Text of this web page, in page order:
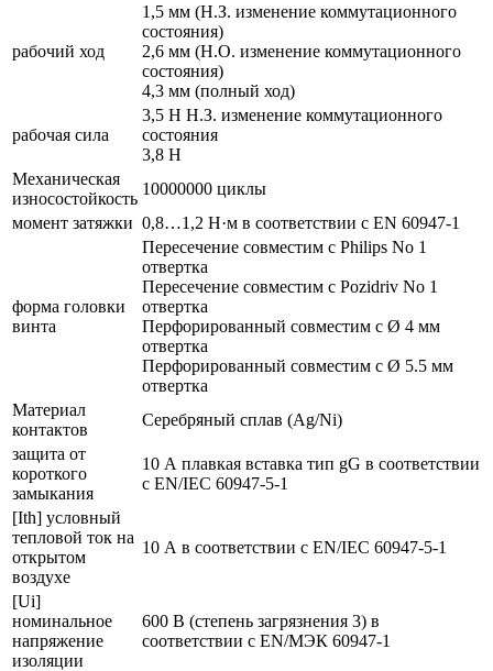
рабочий ход
1,5 мм (Н.З. изменение коммутационного
состояния)
2,6 мм (Н.О. изменение коммутационного
состояния)
4,3 мм (полный ход)
рабочая сила
3,5 Н Н.З. изменение коммутационного
состояния
3,8 Н
Механическая
износостойкость
10000000 циклы
момент затяжки 0,8…1,2 Н·м в соответствии с EN 60947-1
форма головки
винта
Пересечение совместим с Philips No 1
отвертка
Пересечение совместим с Pozidriv No 1
отвертка
Перфорированный совместим с Ø 4 мм
отвертка
Перфорированный совместим с Ø 5.5 мм
отвертка
Материал
контактов
Серебряный сплав (Ag/Ni)
защита от
короткого
замыкания
10 А плавкая вставка тип gG в соответствии
с EN/IEC 60947-5-1
[Ith] условный
тепловой ток на
открытом
воздухе
10 А в соответствии с EN/IEC 60947-5-1
[Ui]
номинальное
напряжение
изоляции
600 В (степень загрязнения 3) в
соответствии с EN/МЭК 60947-1